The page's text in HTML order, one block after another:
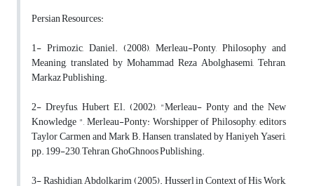
Persian Resources:
1- Primozic, Daniel. (2008), Merleau-Ponty, Philosophy and
Meaning, translated by Mohammad Reza Abolghasemi, Tehran,
Markaz Publishing.
2- Dreyfus, Hubert El. (2002), "Merleau- Ponty and the New
Knowledge ", Merleau-Ponty: Worshipper of Philosophy, editors
Taylor Carmen and Mark B. Hansen, translated by Haniyeh Yaseri,
pp. 199-230, Tehran, GhoGhnoos Publishing.
3- Rashidian, Abdolkarim (2005). Husserl in Context of His Work,